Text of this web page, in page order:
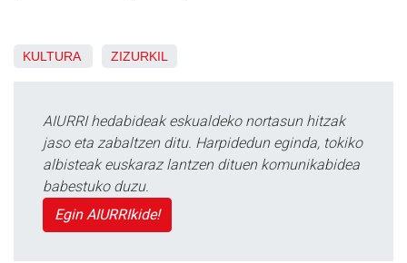
KULTURA ZIZURKIL
AIURRI hedabideak eskualdeko nortasun hitzak
jaso eta zabaltzen ditu. Harpidedun eginda, tokiko
albisteak euskaraz lantzen dituen komunikabidea
babestuko duzu.
Egin AIURRIkide!